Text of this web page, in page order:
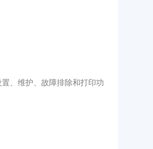
、维护、故障排除和打印功